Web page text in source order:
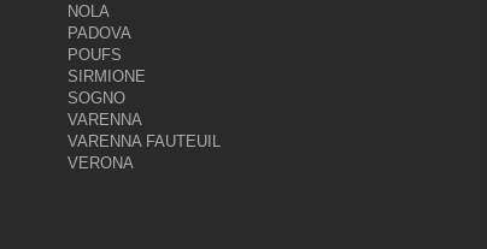
NOLA
PADOVA
POUFS
SIRMIONE
SOGNO
VARENNA
VARENNA FAUTEUIL
VERONA